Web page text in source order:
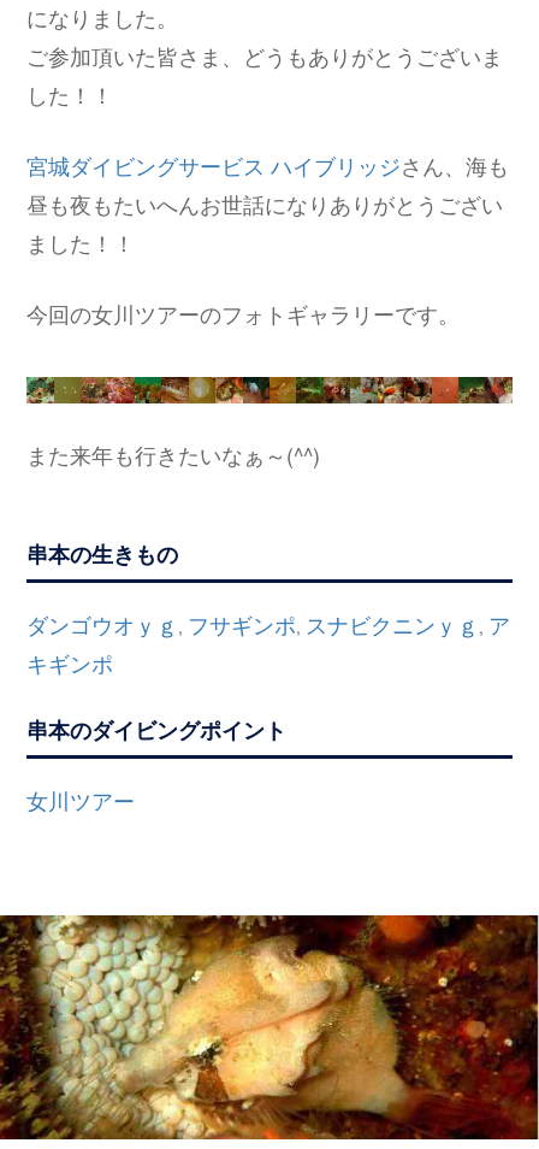
になりました。
ご参加頂いた皆さま、どうもありがとうございま
した！！
宮城ダイビングサービス ハイブリッジさん、海も
昼も夜もたいへんお世話になりありがとうござい
ました！！
今回の女川ツアーのフォトギャラリーです。
また来年も行きたいなぁ～(^^)
串本の生きもの
ダンゴウオｙｇ , フサギンポ, スナビクニンｙｇ , ア
キギンポ
串本のダイビングポイント
女川ツアー